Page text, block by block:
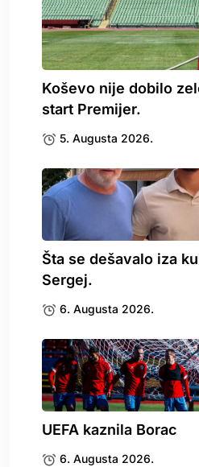
Koševo nije dobilo
start Premijer.
5. Augusta 2026.
Šta se dešavalo iza
Sergej.
6. Augusta 2026.
UEFA kaznila Borac
6. Augusta 2026.